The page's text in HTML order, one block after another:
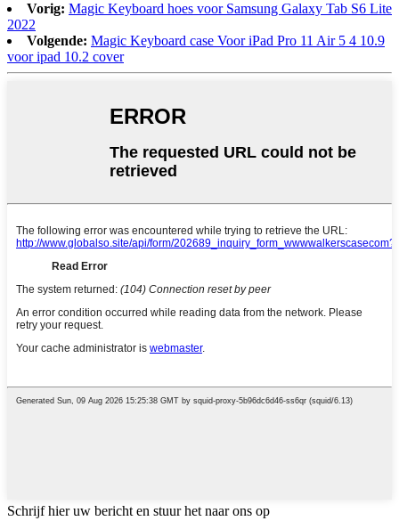
Vorig: Magic Keyboard hoes voor Samsung Galaxy Tab S6 Lite
2022
Volgende: Magic Keyboard case Voor iPad Pro 11 Air 5 4 10.9
voor ipad 10.2 cover
Schrijf hier uw bericht en stuur het naar ons op